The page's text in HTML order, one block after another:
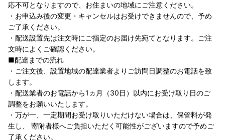
応不可となりますので、お住まいの地域にご注意ください。
・お申込み後の変更・キャンセルはお受けできませんので、予め
ご了承ください。
・配送設置先は注文時にご指定のお届け先宛てとなります。ご注
文時によくご確認ください。
■配達までの流れ
・ご注文後、設置地域の配達業者よりご訪問日調整のお電話を致
します。
・配送業者のお電話から1ヵ月（30日）以内にお受け取り日のご
調整をお願いいたします。
・万が一、一定期間お受け取りいただけない場合は、保管料が発
生し、 寄附者様へご負担いただく可能性がございますので予めご
了承ください。